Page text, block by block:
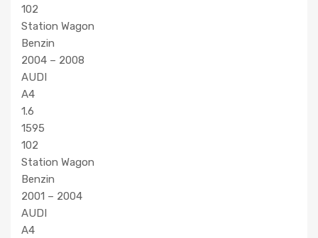
102
Station Wagon
Benzin
2004 – 2008
AUDI
A4
1.6
1595
102
Station Wagon
Benzin
2001 – 2004
AUDI
A4